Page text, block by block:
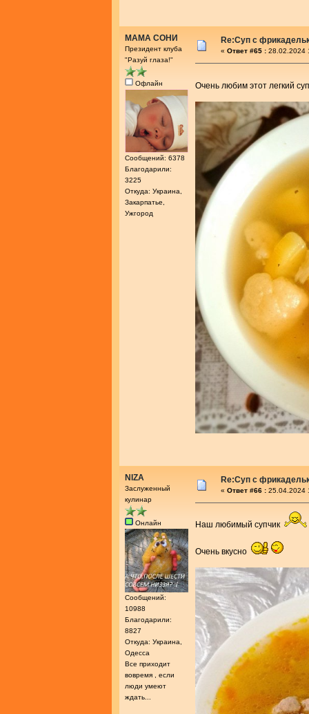
МАМА СОНИ
Президент клуба
"Разуй глаза!"
Офлайн
Сообщений: 6378
Благодарили:
3225
Откуда: Украина,
Закарпатье,
Ужгород
Re:Суп с
« Ответ #65 : 28.02.2024
Очень любим этот легкий
NIZA
Заслуженный
кулинар
Онлайн
Сообщений:
10988
Благодарили:
8827
Откуда: Украина,
Одесса
Все приходит
вовремя , если
люди умеют
ждать...
Re:Суп с
« Ответ #66 : 25.04.2024
Наш любимый супчик
Очень вкусно